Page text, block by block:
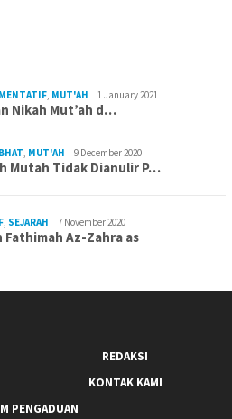
, MUT'AH 1 January 2021
Nikah Mut’ah d…
, MUT'AH 9 December 2020
Mutah Tidak Dianulir P…
, SEJARAH 7 November 2020
Fathimah Az-Zahra as
REDAKSI
KONTAK KAMI
PENGADUAN